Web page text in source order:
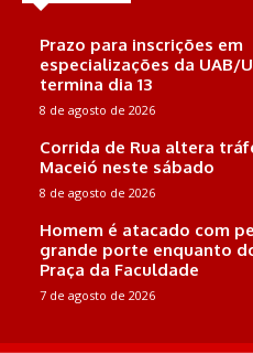
Prazo para inscrições em
especializações da UAB/
termina dia 13
8 de agosto de 2026
Corrida de Rua altera
Maceió neste sábado
8 de agosto de 2026
Homem é atacado com
grande porte enquanto
Praça da Faculdade
7 de agosto de 2026